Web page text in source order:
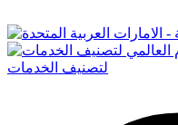
لتصنيف الخدمات